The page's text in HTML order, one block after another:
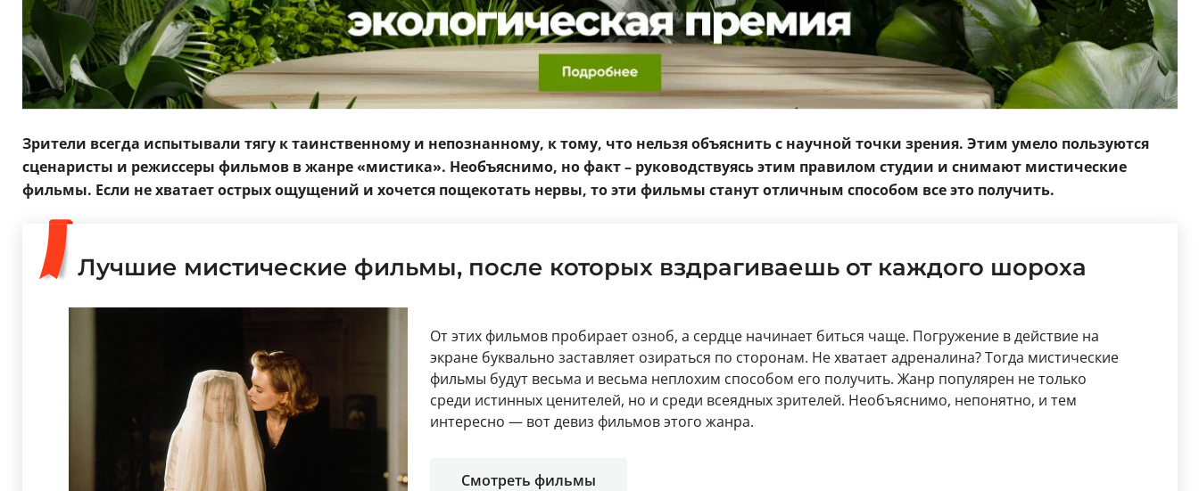
Зрители всегда испытывали тягу к таинственному и непознанному, к тому, что нельзя объяснить с научной точки зрения. Этим умело пользуются
сценаристы и режиссеры фильмов в жанре «мистика». Необъяснимо, но факт – руководствуясь этим правилом студии и снимают мистические
фильмы. Если не хватает острых ощущений и хочется пощекотать нервы, то эти фильмы станут отличным способом все это получить.
Лучшие мистические фильмы, после которых вздрагиваешь от каждого шороха
От этих фильмов пробирает озноб, а сердце начинает биться чаще. Погружение в действие на
экране буквально заставляет озираться по сторонам. Не хватает адреналина? Тогда мистические
фильмы будут весьма и весьма неплохим способом его получить. Жанр популярен не только
среди истинных ценителей, но и среди всеядных зрителей. Необъяснимо, непонятно, и тем
интересно — вот девиз фильмов этого жанра.
Смотреть фильмы